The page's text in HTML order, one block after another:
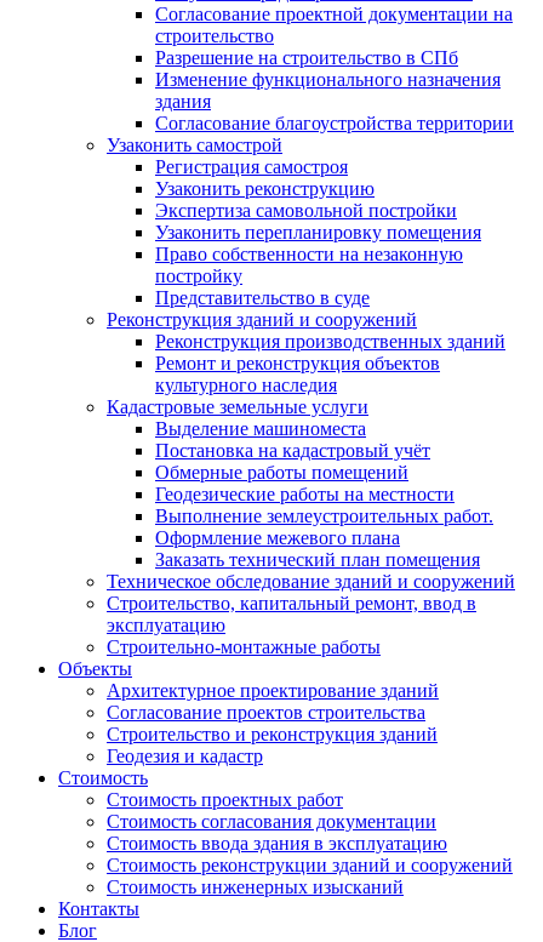
Согласование проектной документации на
строительство
Разрешение на строительство в СПб
Изменение функционального назначения
здания
Согласование благоустройства территории
Узаконить самострой
Регистрация самостроя
Узаконить реконструкцию
Экспертиза самовольной постройки
Узаконить перепланировку помещения
Право собственности на незаконную
постройку
Представительство в суде
Реконструкция зданий и сооружений
Реконструкция производственных зданий
Ремонт и реконструкция объектов
культурного наследия
Кадастровые земельные услуги
Выделение машиноместа
Постановка на кадастровый учёт
Обмерные работы помещений
Геодезические работы на местности
Выполнение землеустроительных работ.
Оформление межевого плана
Заказать технический план помещения
Техническое обследование зданий и сооружений
Строительство, капитальный ремонт, ввод в
эксплуатацию
Строительно-монтажные работы
Объекты
Архитектурное проектирование зданий
Согласование проектов строительства
Строительство и реконструкция зданий
Геодезия и кадастр
Стоимость
Стоимость проектных работ
Стоимость согласования документации
Стоимость ввода здания в эксплуатацию
Стоимость реконструкции зданий и сооружений
Стоимость инженерных изысканий
Контакты
Блог